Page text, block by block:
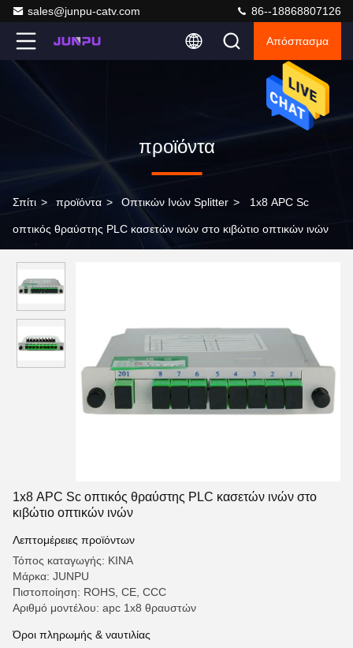
sales@junpu-catv.com 86--18868807126
Απόσπασμα
προϊόντα
Σπίτι > προϊόντα > Οπτικών Ινών Splitter > 1x8 APC Sc
οπτικός θραύστης PLC κασετών ινών στο κιβώτιο οπτικών ινών
1x8 APC Sc οπτικός θραύστης PLC κασετών ινών στο
κιβώτιο οπτικών ινών
Λεπτομέρειες προϊόντων
Τόπος καταγωγής: ΚΙΝΑ
Μάρκα: JUNPU
Πιστοποίηση: ROHS, CE, CCC
Αριθμό μοντέλου: apc 1x8 θραυστών
Όροι πληρωμής & ναυτιλίας